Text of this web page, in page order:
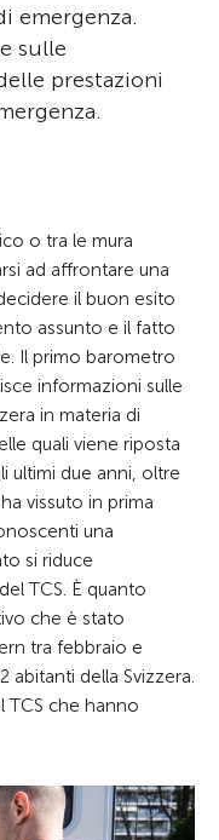
emergenza.
sulle
prestazioni
o tra le mura
ad affrontare una
il buon esito
assunto e il fatto
Il primo barometro
informazioni sulle
in materia di
quali viene riposta
ultimi due anni, oltre
vissuto in prima
una
si riduce
TCS. È quanto
che è stato
tra febbraio e
abitanti della Svizzera.
TCS che hanno